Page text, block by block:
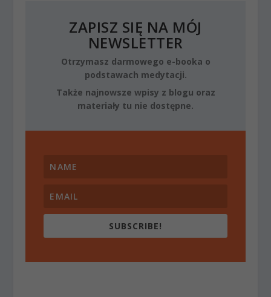
ZAPISZ SIĘ NA MÓJ
NEWSLETTER
Otrzymasz darmowego e-booka o
podstawach medytacji.
Także najnowsze wpisy z blogu oraz
materiały tu nie dostępne.
SUBSCRIBE!